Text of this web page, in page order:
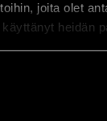
joita olet
heidän